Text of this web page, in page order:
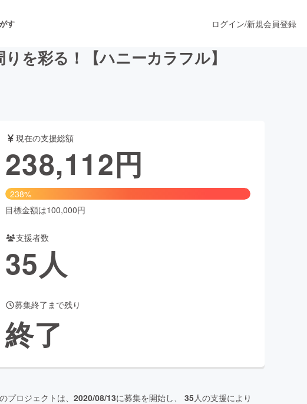
す
マンス
ファッション
ヘルスケア
ログイン/新規会員登録
を彩る！【ハニーカラフル】
現在の支援総額
238,112円
238%
目標金額は100,000円
支援者数
35人
募集終了まで残り
終了
プロジェクトは、 2020/08/13に募集を開始し、 35人の支援により